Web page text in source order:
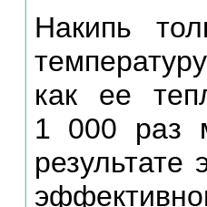
Накипь
как ее
1 000 раз
результате